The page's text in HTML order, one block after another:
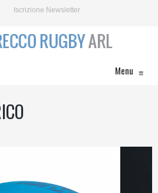
Iscrizione Newsletter
Menu ≡